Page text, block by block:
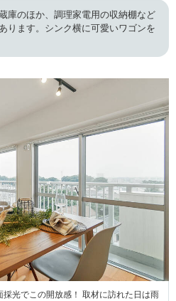
庫のほか、調理家電用の収納棚など
ります。シンク横に可愛いワゴンを
光でこの開放感！ 取材に訪れた日は雨